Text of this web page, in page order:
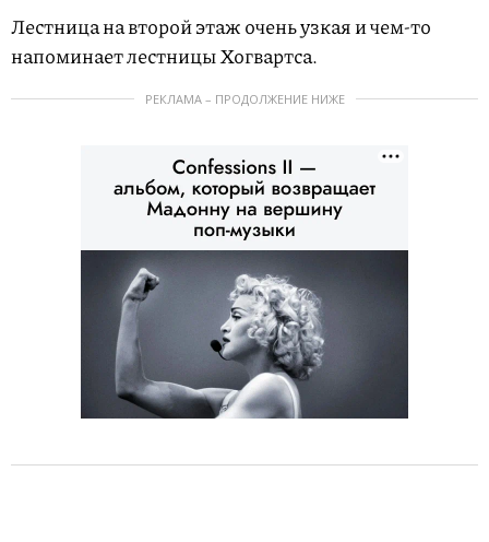
Лестница на второй этаж очень узкая и чем-то
напоминает лестницы Хогвартса.
РЕКЛАМА – ПРОДОЛЖЕНИЕ НИЖЕ